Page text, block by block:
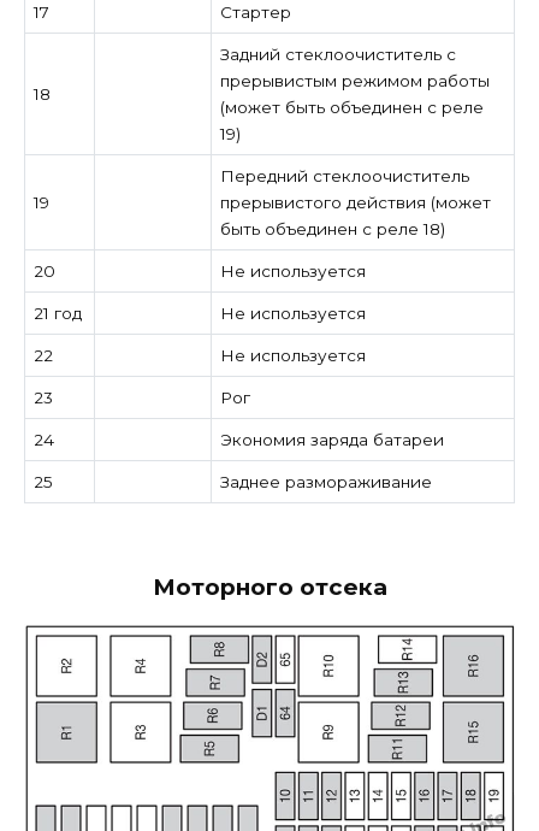
17 Стартер
18
Задний стеклоочиститель с
прерывистым режимом работы
(может быть объединен с реле
19)
19
Передний стеклоочиститель
прерывистого действия (может
быть объединен с реле 18)
20 Не используется
21 год Не используется
22 Не используется
23 Рог
24 Экономия заряда батареи
25 Заднее размораживание
Моторного отсека